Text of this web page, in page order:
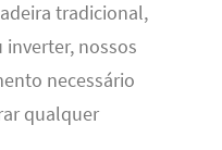
tradicional,
inverter, nossos
necessário
qualquer